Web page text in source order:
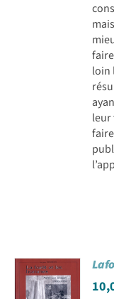
loin
leur
La